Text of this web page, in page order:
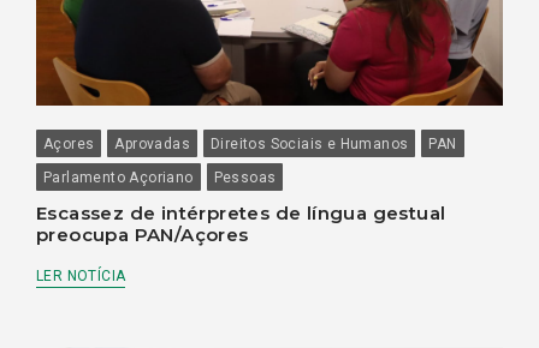
Açores Aprovadas Direitos Sociais e Humanos
PAN
Parlamento Açoriano
Pessoas
Escassez de intérpretes de língua gestual
preocupa PAN/Açores
LER NOTÍCIA